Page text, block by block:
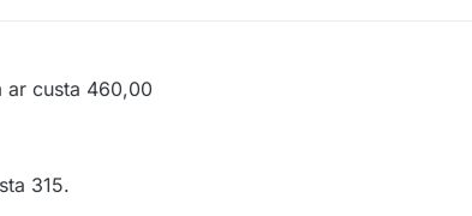
ar custa 460,00
315.